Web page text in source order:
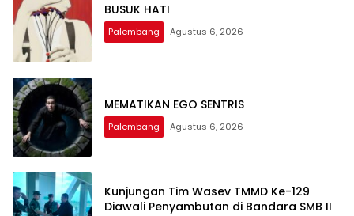
BUSUK HATI
Palembang Agustus 6, 2026
MEMATIKAN EGO SENTRIS
Palembang Agustus 6, 2026
Kunjungan Tim Wasev TMMD Ke-129
Diawali Penyambutan di Bandara SMB II